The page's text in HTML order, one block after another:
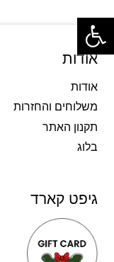
אודות
אודות
משלוחים והחזרות
תקנון האתר
בלוג
גיפט קארד
פתח סרגל